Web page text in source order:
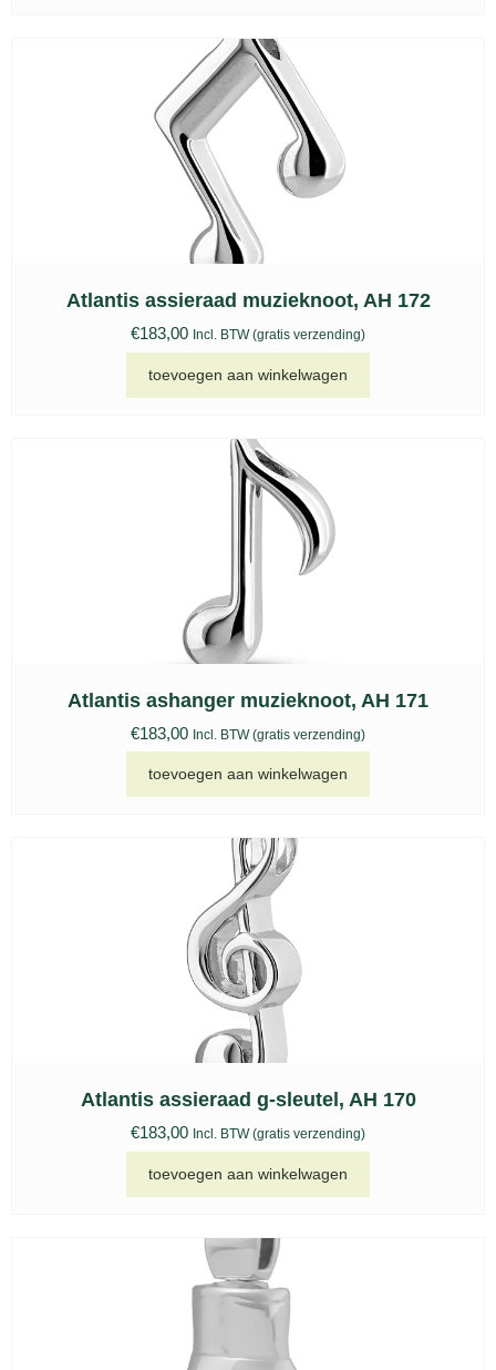
Atlantis assieraad muzieknoot, AH 172
€183,00 Incl. BTW (gratis verzending)
toevoegen aan winkelwagen
Atlantis ashanger muzieknoot, AH 171
€183,00 Incl. BTW (gratis verzending)
toevoegen aan winkelwagen
Atlantis assieraad g-sleutel, AH 170
€183,00 Incl. BTW (gratis verzending)
toevoegen aan winkelwagen